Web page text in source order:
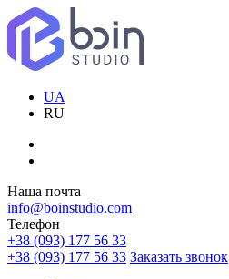
UA
RU
Наша почта
info@boinstudio.com
Телефон
+38 (093) 177 56 33
+38 (093) 177 56 33 Заказать звонок